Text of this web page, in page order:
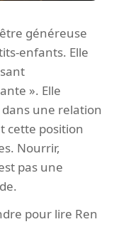
généreuse
enfants. Elle
». Elle
une relation
cette position
Nourrir,
pas une
pour lire Ren